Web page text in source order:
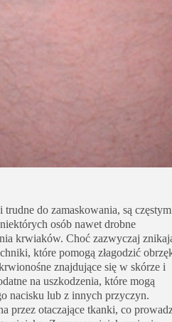
do zamaskowania, są częstym
osób nawet drobne
krwiaków. Choć zazwyczaj
które pomogą złagodzić
znajdujące się w skórze i
na uszkodzenia, które mogą
nacisku lub z innych przyczyn.
przez otaczające tkanki, co